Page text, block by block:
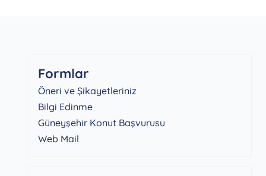
Formlar
Öneri ve Şikayetleriniz
Bilgi Edinme
Güneyşehir Konut Başvurusu
Web Mail